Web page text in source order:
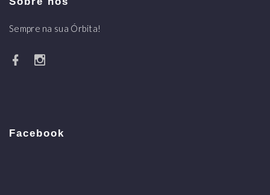
Sempre na sua Órbita!
Facebook